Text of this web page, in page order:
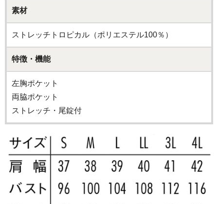
素材
ストレッチトロピカル（ポリエステル100％）
特徴・機能
左胸ポケット
両脇ポケット
ストレッチ・尾錠付